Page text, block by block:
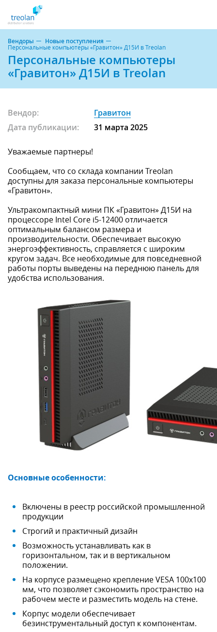
Вендоры Новые поступления
Персональные компьютеры «Гравитон» Д15И в Treolan
Персональные компьютеры
«Гравитон» Д15И в Treolan
Вендор:
Гравитон
Дата публикации:
31 марта 2025
Уважаемые партнеры!
Сообщаем, что со склада компании Treolan
доступны для заказа персональные компьютеры
«Гравитон».
Ультракомпактный мини ПК «Гравитон» Д15И на
процессоре Intel Core i5-12400 отличается
оптимальным балансом размера и
производительности. Обеспечивает высокую
энергоэффективность, справляется с широким
кругом задач. Все необходимые для повседневной
работы порты выведены на переднюю панель для
удобства использования.
Основные особенности:
Включены в реестр российской промышленной
продукции
Строгий и практичный дизайн
Возможность устанавливать как в
горизонтальном, так и в вертикальном
положении.
На корпусе размещено крепление VESA 100х100
мм, что позволяет сэкономить пространство на
рабочем месте и разместить модель на стене.
Корпус модели обеспечивает
безинструментальный доступ к компонентам.